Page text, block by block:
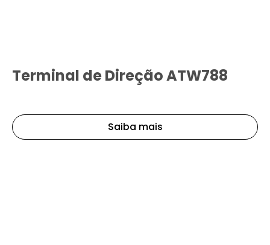
Terminal de Direção ATW788
Saiba mais